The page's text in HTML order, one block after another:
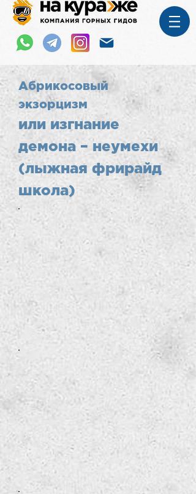
Абрикосовый
экзорцизм
или изгнание
демона – неумехи
(лыжная фрирайд
школа)